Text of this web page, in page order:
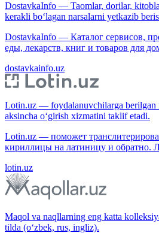
DostavkaInfo — Taomlar, dorilar,
kerakli bo‘lagan narsalarni yetkazib
DostavkaInfo — Каталог сервисов,
еды, лекарств, книг и товаров для
dostavkainfo.uz
Lotin.uz — foydalanuvchilarga berilgan
aksincha o‘girish xizmatini taklif etadi.
Lotin.uz — поможет
кириллицы на латиницу и обратно.
lotin.uz
Maqol va naqllarning eng katta
tilda (o‘zbek, rus, ingliz).